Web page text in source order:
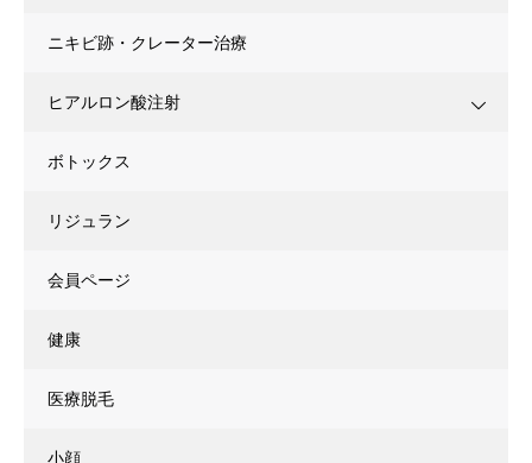
ニキビ跡・クレーター治療
ヒアルロン酸注射
ボトックス
リジュラン
会員ページ
健康
医療脱毛
小顔